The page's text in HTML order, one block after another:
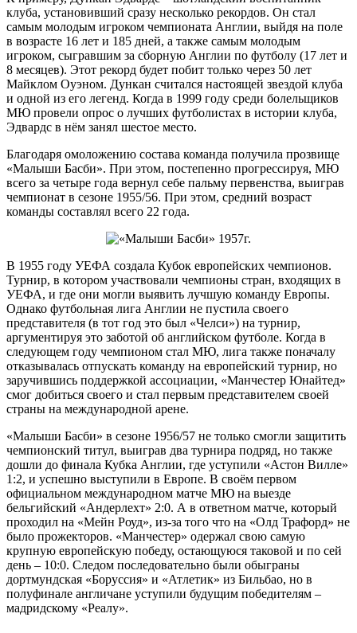
клуба, установивший сразу несколько рекордов. Он стал
самым молодым игроком чемпионата Англии, выйдя на поле
в возрасте 16 лет и 185 дней, а также самым молодым
игроком, сыгравшим за сборную Англии по футболу (17 лет и
8 месяцев). Этот рекорд будет побит только через 50 лет
Майклом Оуэном. Дункан считался настоящей звездой клуба
и одной из его легенд. Когда в 1999 году среди болельщиков
МЮ провели опрос о лучших футболистах в истории клуба,
Эдвардс в нём занял шестое место.
Благодаря омоложению состава команда получила прозвище
«Малыши Басби». При этом, постепенно прогрессируя, МЮ
всего за четыре года вернул себе пальму первенства, выиграв
чемпионат в сезоне 1955/56. При этом, средний возраст
команды составлял всего 22 года.
В 1955 году УЕФА создала Кубок европейских чемпионов.
Турнир, в котором участвовали чемпионы стран, входящих в
УЕФА, и где они могли выявить лучшую команду Европы.
Однако футбольная лига Англии не пустила своего
представителя (в тот год это был «Челси») на турнир,
аргументируя это заботой об английском футболе. Когда в
следующем году чемпионом стал МЮ, лига также поначалу
отказывалась отпускать команду на европейский турнир, но
заручившись поддержкой ассоциации, «Манчестер Юнайтед»
смог добиться своего и стал первым представителем своей
страны на международной арене.
«Малыши Басби» в сезоне 1956/57 не только смогли защитить
чемпионский титул, выиграв два турнира подряд, но также
дошли до финала Кубка Англии, где уступили «Астон Вилле»
1:2, и успешно выступили в Европе. В своём первом
официальном международном матче МЮ на выезде
бельгийский «Андерлехт» 2:0. А в ответном матче, который
проходил на «Мейн Роуд», из-за того что на «Олд Трафорд» не
было прожекторов. «Манчестер» одержал свою самую
крупную европейскую победу, остающуюся таковой и по сей
день – 10:0. Следом последовательно были обыграны
дортмундская «Боруссия» и «Атлетик» из Бильбао, но в
полуфинале англичане уступили будущим победителям –
мадридскому «Реалу».